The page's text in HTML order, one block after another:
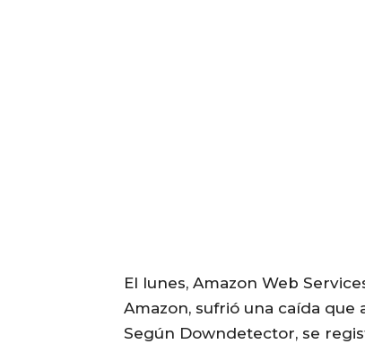
El lunes, Amazon Web
Amazon, sufrió una caída
Según Downdetector, se